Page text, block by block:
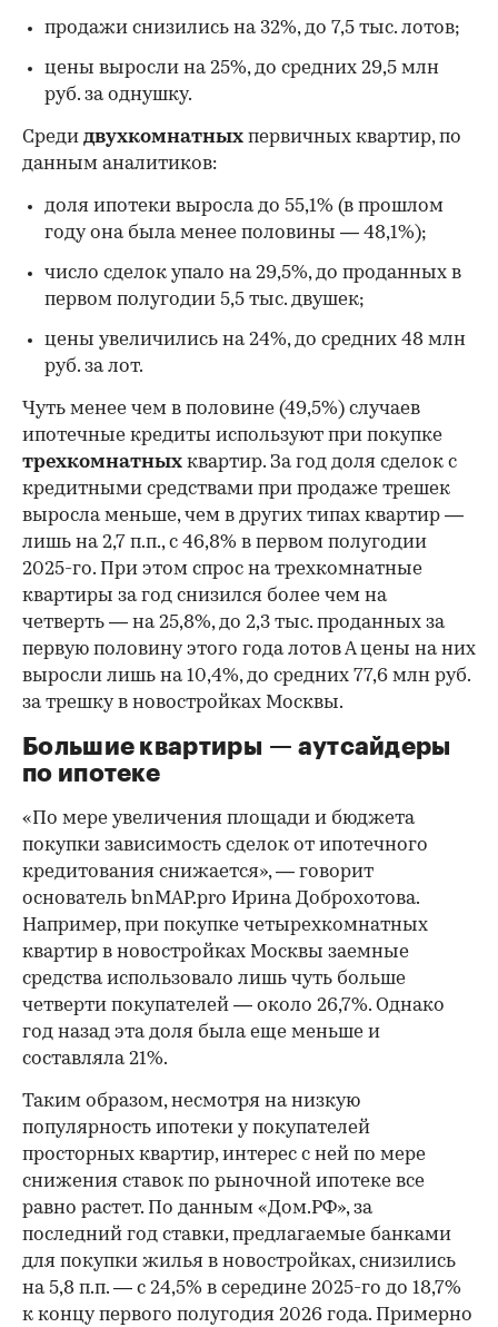
продажи снизились на 32%, до 7,5 тыс. лотов;
цены выросли на 25%, до средних 29,5 млн
руб. за однушку.
Среди двухкомнатных первичных квартир, по
данным аналитиков:
доля ипотеки выросла до 55,1% (в прошлом
году она была менее половины — 48,1%);
число сделок упало на 29,5%, до проданных в
первом полугодии 5,5 тыс. двушек;
цены увеличились на 24%, до средних 48 млн
руб. за лот.
Чуть менее чем в половине (49,5%) случаев
ипотечные кредиты используют при покупке
трехкомнатных квартир. За год доля сделок с
кредитными средствами при продаже трешек
выросла меньше, чем в других типах квартир —
лишь на 2,7 п.п., с 46,8% в первом полугодии
2025-го. При этом спрос на трехкомнатные
квартиры за год снизился более чем на
четверть — на 25,8%, до 2,3 тыс. проданных за
первую половину этого года лотов А цены на них
выросли лишь на 10,4%, до средних 77,6 млн руб.
за трешку в новостройках Москвы.
Большие квартиры — аутсайдеры
по ипотеке
«По мере увеличения площади и бюджета
покупки зависимость сделок от ипотечного
кредитования снижается», — говорит
основатель bnMAP.pro Ирина Доброхотова.
Например, при покупке четырехкомнатных
квартир в новостройках Москвы заемные
средства использовало лишь чуть больше
четверти покупателей — около 26,7%. Однако
год назад эта доля была еще меньше и
составляла 21%.
Таким образом, несмотря на низкую
популярность ипотеки у покупателей
просторных квартир, интерес с ней по мере
снижения ставок по рыночной ипотеке все
равно растет. По данным «Дом.РФ», за
последний год ставки, предлагаемые банками
для покупки жилья в новостройках, снизились
на 5,8 п.п. — с 24,5% в середине 2025-го до 18,7%
к концу первого полугодия 2026 года. Примерно